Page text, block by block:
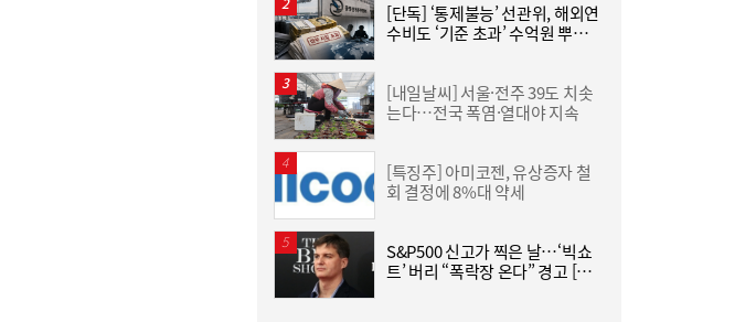
17:15
[금융권 풍향계] “AI 업무 혁신 속도”…SBI저
[단독] ‘통제불능’ 선관위, 해외연
수비도 ‘기준 초과’ 수억원 뿌렸
[내일날씨] 서울·전주 39도 치솟
는다…전국 폭염·열대야 지속
[특징주] 아미코젠, 유상증자 철
회 결정에 8%대 약세
S&P500 신고가 찍은 날…‘빅쇼
트’ 버리 “폭락장 온다” 경고 [머